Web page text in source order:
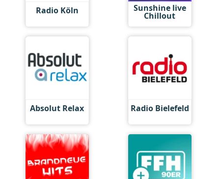
Radio Köln Sunshine live
Chillout
Absolut Relax Radio Bielefeld